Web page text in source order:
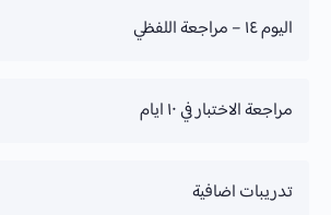
تقدم الدورة
0% Complete
اليوم ١٤ – مراجعة اللفظي
تقدم الدورة
0% Complete
مراجعة الاختبار في ١٠ ايام
تقدم الدورة
0% Complete
تدريبات اضافية